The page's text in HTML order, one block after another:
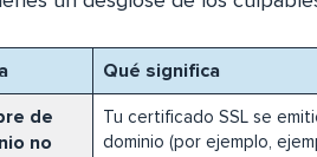
Qué significa
de
no
Tu certificado SSL se
dominio (por ejemplo,